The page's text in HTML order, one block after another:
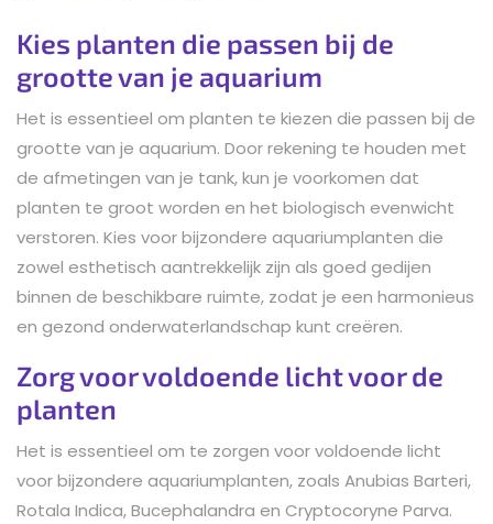
Kies planten die passen bij de
grootte van je aquarium
Het is essentieel om planten te kiezen die passen bij de
grootte van je aquarium. Door rekening te houden met
de afmetingen van je tank, kun je voorkomen dat
planten te groot worden en het biologisch evenwicht
verstoren. Kies voor bijzondere aquariumplanten die
zowel esthetisch aantrekkelijk zijn als goed gedijen
binnen de beschikbare ruimte, zodat je een harmonieus
en gezond onderwaterlandschap kunt creëren.
Zorg voor voldoende licht voor de
planten
Het is essentieel om te zorgen voor voldoende licht
voor bijzondere aquariumplanten, zoals Anubias Barteri,
Rotala Indica, Bucephalandra en Cryptocoryne Parva.